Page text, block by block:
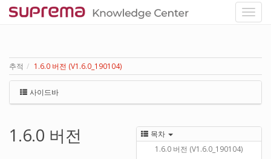
추적 1.6.0 버전 (V1.6.0_190104)
사이드바
목차
1.6.0 버전 (V1.6.0_190104)
1.6.0 버전